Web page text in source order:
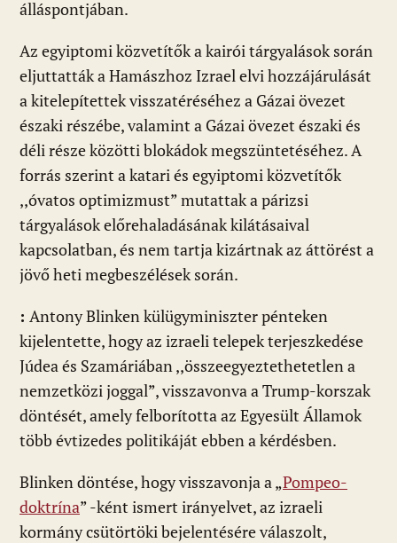
álláspontjában.
Az egyiptomi közvetítők a kairói tárgyalások során
eljuttatták a Hamászhoz Izrael elvi hozzájárulását
a kitelepítettek visszatéréséhez a Gázai övezet
északi részébe, valamint a Gázai övezet északi és
déli része közötti blokádok megszüntetéséhez. A
forrás szerint a katari és egyiptomi közvetítők
,,óvatos optimizmust” mutattak a párizsi
tárgyalások előrehaladásának kilátásaival
kapcsolatban, és nem tartja kizártnak az áttörést a
jövő heti megbeszélések során.
: Antony Blinken külügyminiszter pénteken
kijelentette, hogy az izraeli telepek terjeszkedése
Júdea és Szamáriában ,,összeegyeztethetetlen a
nemzetközi joggal”, visszavonva a Trump-korszak
döntését, amely felborította az Egyesült Államok
több évtizedes politikáját ebben a kérdésben.
Blinken döntése, hogy visszavonja a „Pompeo-
doktrína” -ként ismert irányelvet, az izraeli
kormány csütörtöki bejelentésére válaszolt,